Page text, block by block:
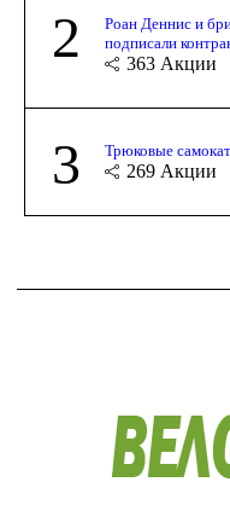
2
Роан Деннис и
подписали
363 Акции
3 Трюковые
269 Акции